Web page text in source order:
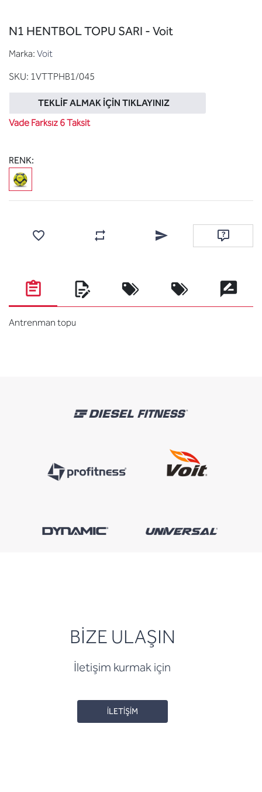
N1 HENTBOL TOPU SARI - Voit
Marka: Voit
SKU: 1VTTPHB1/045
TEKLIF ALMAK İÇIN TIKLAYINIZ
Vade Farksız 6 Taksit
RENK:
Karşılaştırma listesine ekleArkadaşına e-posta ile
Soru sor
Antrenman topu
BİZE ULAŞIN
İletişim kurmak için
İLETİŞİM